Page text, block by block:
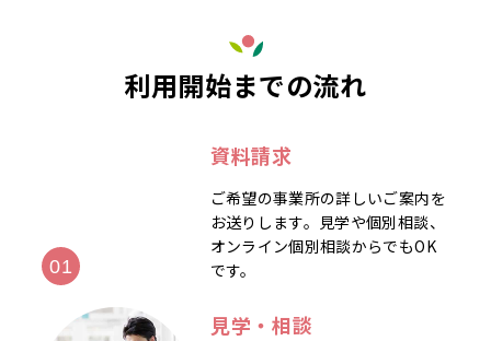
利用開始までの流れ
資料請求
ご希望の事業所の詳しいご案内を
お送りします。見学や個別相談、
オンライン個別相談からでもOK
です。
見学・相談